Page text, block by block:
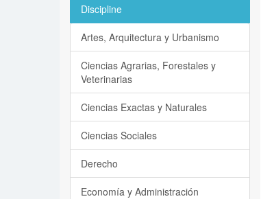
Discipline
Artes, Arquitectura y Urbanismo
Ciencias Agrarias, Forestales y
Veterinarias
Ciencias Exactas y Naturales
Ciencias Sociales
Derecho
Economía y Administración